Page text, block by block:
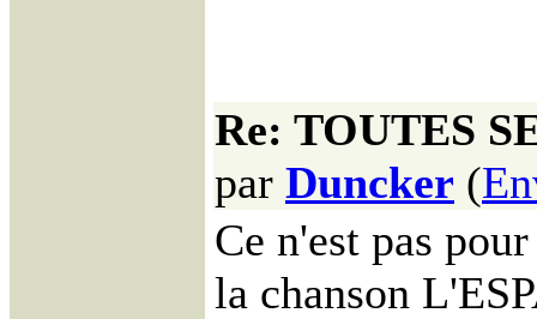
Re: TOUTES
par Duncker (
Ce n'est pas
la chanson